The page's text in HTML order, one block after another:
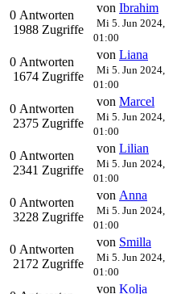
0 Antworten
1988 Zugriffe
von Ibrahim
Mi 5. Jun 2024,
01:00
0 Antworten
1674 Zugriffe
von Liana
Mi 5. Jun 2024,
01:00
0 Antworten
2375 Zugriffe
von Marcel
Mi 5. Jun 2024,
01:00
0 Antworten
2341 Zugriffe
von Lilian
Mi 5. Jun 2024,
01:00
0 Antworten
3228 Zugriffe
von Anna
Mi 5. Jun 2024,
01:00
0 Antworten
2172 Zugriffe
von Smilla
Mi 5. Jun 2024,
01:00
von Kolja